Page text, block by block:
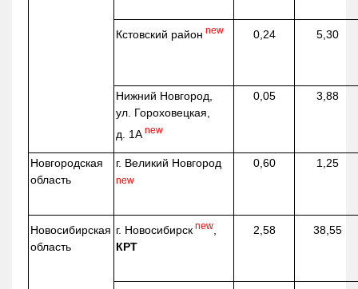
Кстовский район new 0,24 5,30
Нижний Новгород,
ул. Гороховецкая,
д. 1А new
0,05 3,88
Новгородская
область
г. Великий Новгород
new
0,60 1,25
Новосибирская
область
г. Новосибирск new
КРТ
2,58 38,55